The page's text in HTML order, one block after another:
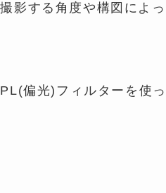
影する角度や構図によ
偏光)フィルターを使